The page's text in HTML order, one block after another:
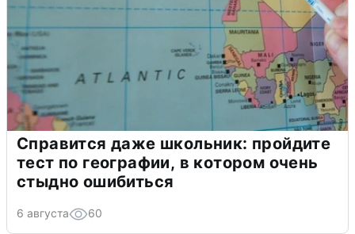
Справится даже школьник: пройдите
тест по географии, в котором очень
стыдно ошибиться
6 августа 60